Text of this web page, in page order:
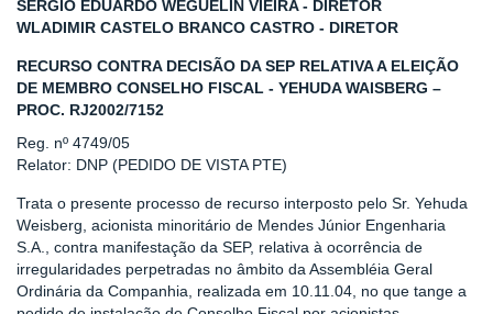
SERGIO EDUARDO WEGUELIN VIEIRA - DIRETOR
WLADIMIR CASTELO BRANCO CASTRO - DIRETOR
RECURSO CONTRA DECISÃO DA SEP RELATIVA A ELEIÇÃO
DE MEMBRO CONSELHO FISCAL - YEHUDA WAISBERG –
PROC. RJ2002/7152
Reg. nº 4749/05
Relator: DNP (PEDIDO DE VISTA PTE)
Trata o presente processo de recurso interposto pelo Sr. Yehuda
Weisberg, acionista minoritário de Mendes Júnior Engenharia
S.A., contra manifestação da SEP, relativa à ocorrência de
irregularidades perpetradas no âmbito da Assembléia Geral
Ordinária da Companhia, realizada em 10.11.04, no que tange a